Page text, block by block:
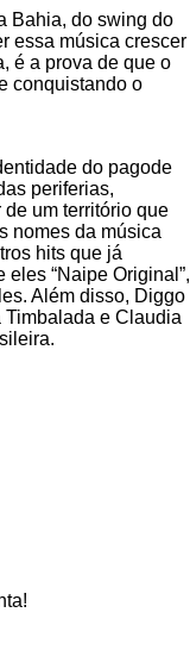
Bahia, do swing do
essa música crescer
é a prova de que o
conquistando o
do pagode
periferias,
um território que
nomes da música
hits que já
“Naipe Original”,
Além disso, Diggo
e Claudia